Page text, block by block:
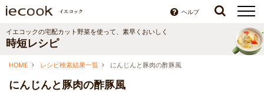
ヘルプ
イエコックの宅配カット野菜を使って、素早くおいしく
時短レシピ
HOME レシピ検索結果一覧 にんじんと豚肉の酢豚風
にんじんと豚肉の酢豚風